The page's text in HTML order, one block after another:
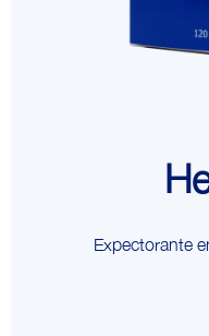
Expectorante